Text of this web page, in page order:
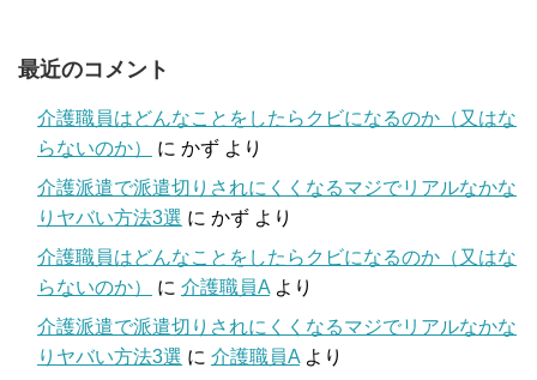
最近のコメント
介護職員はどんなことをしたらクビになるのか（又はな
らないのか）
に かず より
介護派遣で派遣切りされにくくなるマジでリアルなかな
りヤバい方法3選 に かず より
介護職員はどんなことをしたらクビになるのか（又はな
らないのか）
に 介護職員A より
介護派遣で派遣切りされにくくなるマジでリアルなかな
りヤバい方法3選 に 介護職員A より